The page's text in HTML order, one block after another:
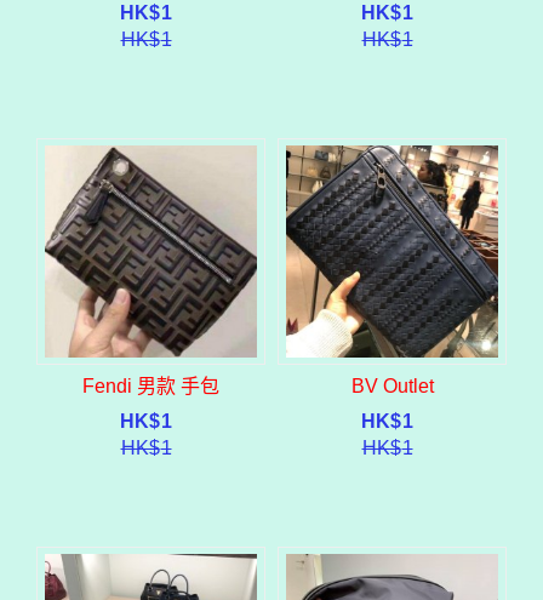
HK$1
HK$1
HK$1
HK$1
Fendi 男款 手包
HK$1
HK$1
BV Outlet
HK$1
HK$1